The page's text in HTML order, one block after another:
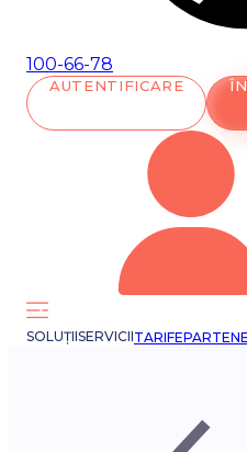
100-66-78
AUTENTIFICARE
SOLUȚIISERVICIITARIFE